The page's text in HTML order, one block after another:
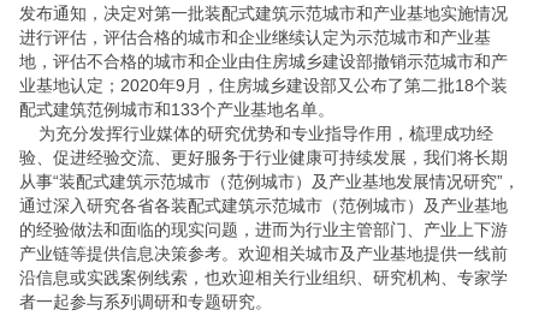
发布通知，决定对第一批装配式建筑示范城市和产业基地实施情况
进行评估，评估合格的城市和企业继续认定为示范城市和产业基
地，评估不合格的城市和企业由住房城乡建设部撤销示范城市和产
业基地认定；2020年9月，住房城乡建设部又公布了第二批18个装
配式建筑范例城市和133个产业基地名单。
为充分发挥行业媒体的研究优势和专业指导作用，梳理成功经
验、促进经验交流、更好服务于行业健康可持续发展，我们将长期
从事“装配式建筑示范城市（范例城市）及产业基地发展情况研究”，
通过深入研究各省各装配式建筑示范城市（范例城市）及产业基地
的经验做法和面临的现实问题，进而为行业主管部门、产业上下游
产业链等提供信息决策参考。欢迎相关城市及产业基地提供一线前
沿信息或实践案例线索，也欢迎相关行业组织、研究机构、专家学
者一起参与系列调研和专题研究。